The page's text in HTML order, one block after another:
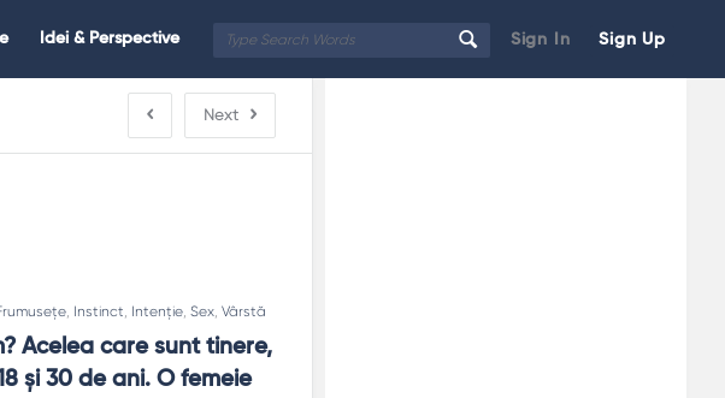
Sign In Sign Up
Idei & Perspective
Next
Instinct Intenție ,Sex ,Vârstă
Acelea care sunt tinere,
şi 30 de ani. O femeie